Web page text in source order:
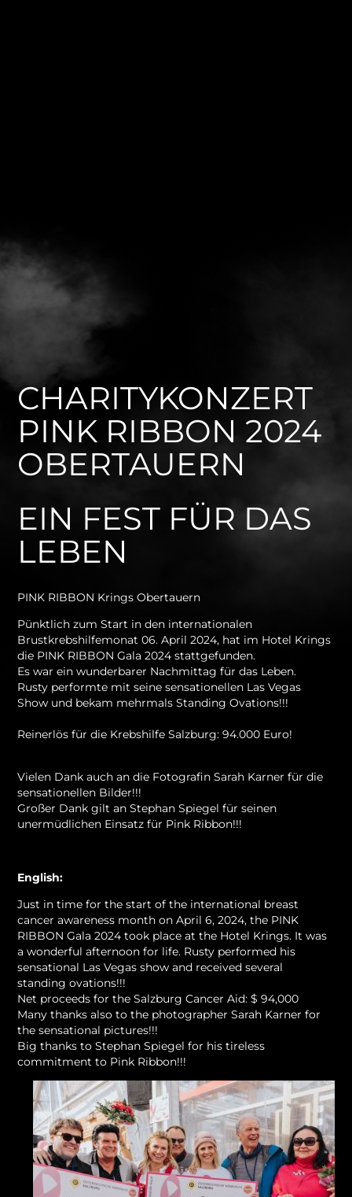
CHARITYKONZERT
PINK RIBBON 2024
OBERTAUERN
EIN FEST FÜR DAS
LEBEN
PINK RIBBON Krings Obertauern
Pünktlich zum Start in den internationalen
Brustkrebshilfemonat 06. April 2024, hat im Hotel Krings
die PINK RIBBON Gala 2024 stattgefunden.
Es war ein wunderbarer Nachmittag für das Leben.
Rusty performte mit seine sensationellen Las Vegas
Show und bekam mehrmals Standing Ovations!!!
Reinerlös für die Krebshilfe Salzburg: 94.000 Euro!
Vielen Dank auch an die Fotografin Sarah Karner für die
sensationellen Bilder!!!
Großer Dank gilt an Stephan Spiegel für seinen
unermüdlichen Einsatz für Pink Ribbon!!!
English:
Just in time for the start of the international breast
cancer awareness month on April 6, 2024, the PINK
RIBBON Gala 2024 took place at the Hotel Krings. It was
a wonderful afternoon for life. Rusty performed his
sensational Las Vegas show and received several
standing ovations!!!
Net proceeds for the Salzburg Cancer Aid: $ 94,000
Many thanks also to the photographer Sarah Karner for
the sensational pictures!!!
Big thanks to Stephan Spiegel for his tireless
commitment to Pink Ribbon!!!